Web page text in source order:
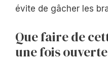
évite de gâcher les
Que faire de
une fois